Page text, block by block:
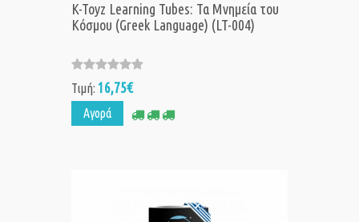
K-Toyz Learning Tubes: Τα Μνημεία του
Κόσμου (Greek Language) (LT-004)
Τιμή: 16,75€
Αγορά